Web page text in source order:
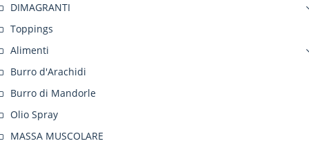
DIMAGRANTI
Toppings
Alimenti
Burro d'Arachidi
Burro di Mandorle
Olio Spray
MASSA MUSCOLARE